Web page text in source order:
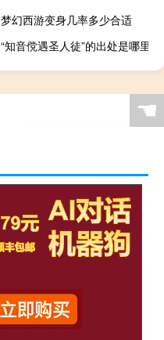
梦幻西游变身几率多少合适
“知音傥遇圣人徒”的出处是哪里
☚